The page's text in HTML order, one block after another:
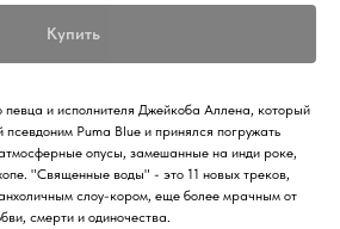
Купить
певца и исполнителя Джейкоба Аллена, который
псевдоним Puma Blue и принялся погружать
опусы, замешанные на инди роке,
"Священные воды" - это 11 новых треков,
слоу-кором, еще более мрачным от
смерти и одиночества.